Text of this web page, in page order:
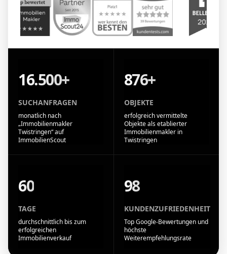
16.500+
SUCHANFRAGEN
monatlich nach
„Immobilienmakler
Twistringen“ auf
ImmobilienScout
876+
OBJEKTE
erfolgreich vermittelte
Objekte als etablierter
Immobilienmakler in
Twistringen
60
TAGE
durchschnittlich bis zum
erfolgreichen
Immobilienverkauf
98
KUNDENZUFRIEDENHEIT
Top Google-Bewertungen und
höchste
Weiterempfehlungsrate